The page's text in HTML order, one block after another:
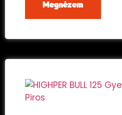
Megnézem